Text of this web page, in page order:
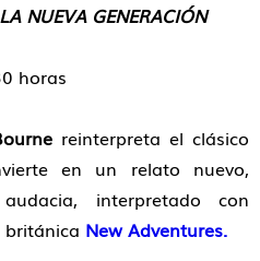
NUEVA GENERACIÓN
horas
reinterpreta el clásico
en un relato nuevo,
interpretado con
New Adventures.